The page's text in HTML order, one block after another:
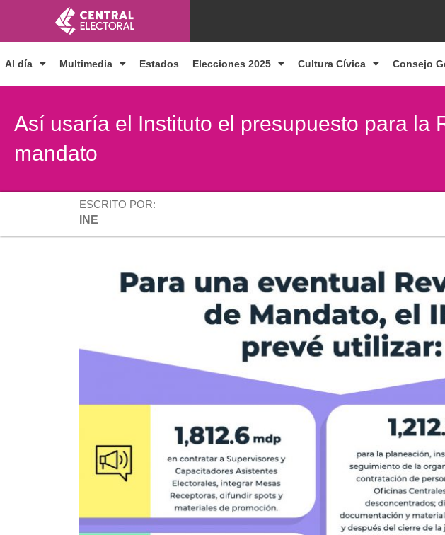
contenido
Al día Multimedia Estados Elecciones 2025 Cultura Cívica Consejo
Así usaría el Instituto el presupuesto para la
mandato
ESCRITO POR:
INE